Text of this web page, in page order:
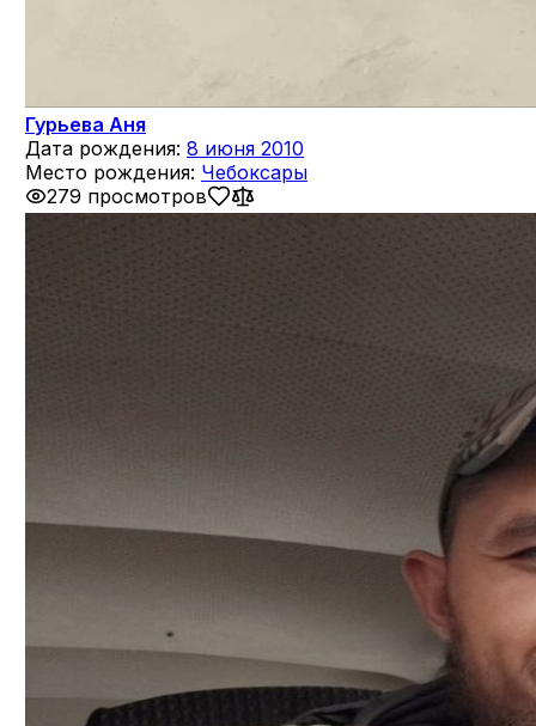
Гурьева Аня
Дата рождения: 8 июня 2010
Место рождения: Чебоксары
279 просмотров